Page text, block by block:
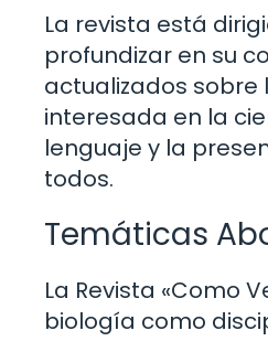
La revista está
profundizar en su
actualizados sobre
interesada en la
lenguaje y la
todos.
Temáticas
La Revista «Como
biología como